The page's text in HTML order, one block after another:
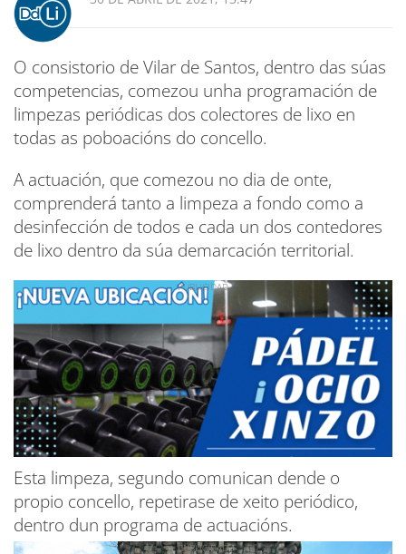
O consistorio de Vilar de Santos, dentro das súas
competencias, comezou unha programación de
limpezas periódicas dos colectores de lixo en
todas as poboacións do concello.
A actuación, que comezou no dia de onte,
comprenderá tanto a limpeza a fondo como a
desinfección de todos e cada un dos contedores
de lixo dentro da súa demarcación territorial.
Esta limpeza, segundo comunican dende o
propio concello, repetirase de xeito periódico,
dentro dun programa de actuacións.